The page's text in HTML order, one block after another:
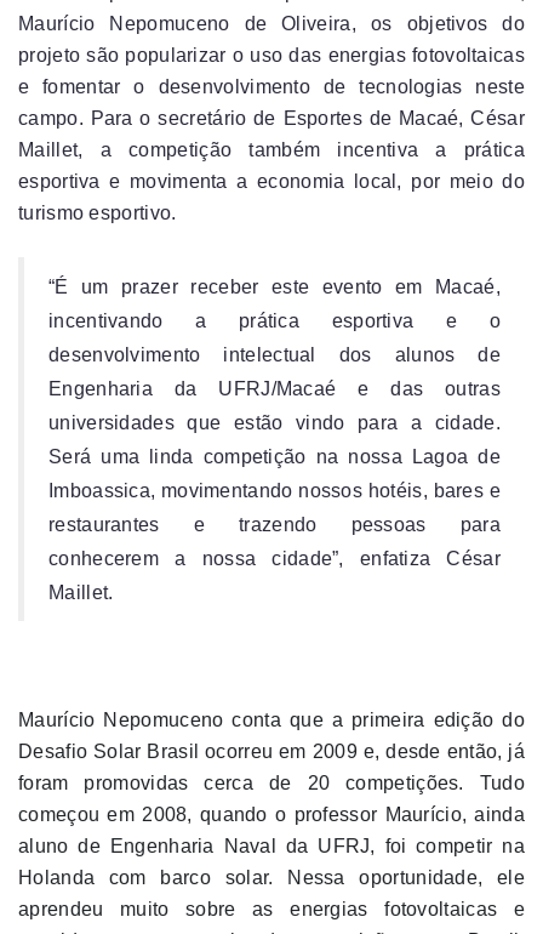
Maurício Nepomuceno de Oliveira, os objetivos do
projeto são popularizar o uso das energias fotovoltaicas
e fomentar o desenvolvimento de tecnologias neste
campo. Para o secretário de Esportes de Macaé, César
Maillet, a competição também incentiva a prática
esportiva e movimenta a economia local, por meio do
turismo esportivo.
“É um prazer receber este evento em Macaé,
incentivando a prática esportiva e o
desenvolvimento intelectual dos alunos de
Engenharia da UFRJ/Macaé e das outras
universidades que estão vindo para a cidade.
Será uma linda competição na nossa Lagoa de
Imboassica, movimentando nossos hotéis, bares e
restaurantes e trazendo pessoas para
conhecerem a nossa cidade”, enfatiza César
Maillet.
Maurício Nepomuceno conta que a primeira edição do
Desafio Solar Brasil ocorreu em 2009 e, desde então, já
foram promovidas cerca de 20 competições. Tudo
começou em 2008, quando o professor Maurício, ainda
aluno de Engenharia Naval da UFRJ, foi competir na
Holanda com barco solar. Nessa oportunidade, ele
aprendeu muito sobre as energias fotovoltaicas e